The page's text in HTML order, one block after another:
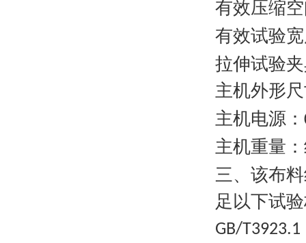
有效压缩
有效试验
拉伸试验
主机外形
主机电源：
主机重量
三、该布
足以下试
GB/T3923.1